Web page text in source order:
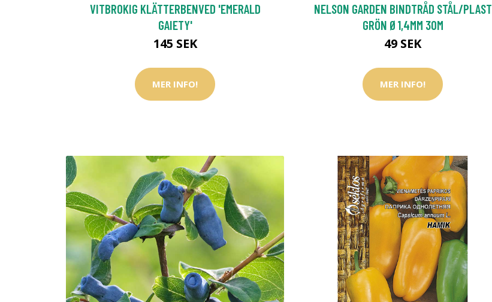
VITBROKIG KLÄTTERBENVED 'EMERALD
GAIETY'
145 SEK
MER INFO!
NELSON GARDEN BINDTRÅD STÅL/PLAST
GRÖN Ø1,4MM 30M
49 SEK
MER INFO!